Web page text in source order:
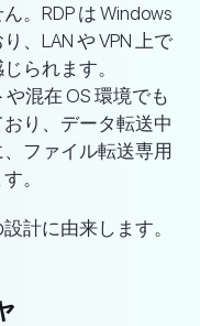
。RDP は Windows
、LAN や VPN 上で
られます。
混在 OS 環境でも
り、データ転送中
ファイル転送専用
。
計に由来します。